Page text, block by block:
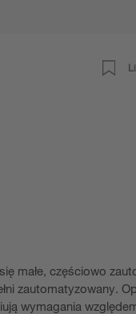
małe, częściowo
zautomatyzowany.
wymagania